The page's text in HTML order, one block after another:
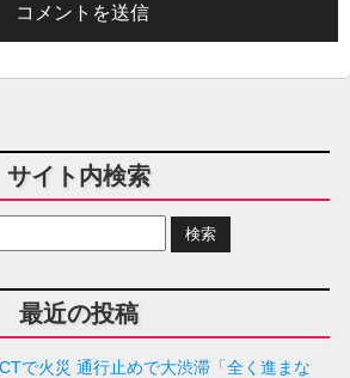
サイト内検索
最近の投稿
で火災 通行止めで大渋滞「全く進まな